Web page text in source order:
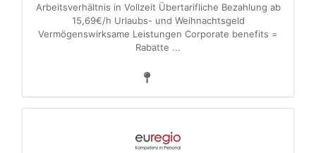
Arbeitsverhältnis in Vollzeit Übertarifliche Bezahlung ab
15,69€/h Urlaubs- und Weihnachtsgeld
Vermögenswirksame Leistungen Corporate benefits =
Rabatte ...